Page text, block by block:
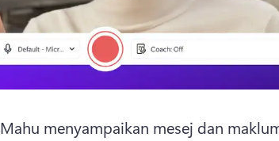
Mahu menyampaikan mesej dan